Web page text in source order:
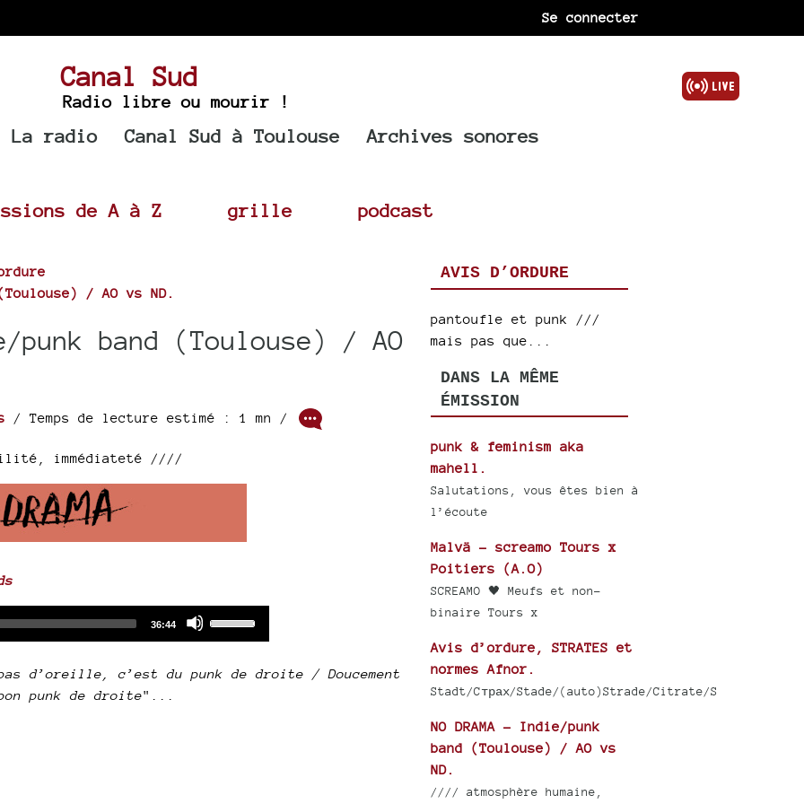
Se connecter
Canal Sud
Radio libre ou mourir !
La radio Canal Sud à Toulouse Archives sonores
de A à Z grille podcast
/ AO vs ND.
punk band (Toulouse) / AO
/ Temps de lecture estimé : 1 mn /
immédiateté ////
Total
36:44
keys
d’oreille, c’est du punk de droite / Doucement
punk de droite"...
AVIS D’ORDURE
pantoufle et punk ///
mais pas que...
DANS LA MÊME
ÉMISSION
punk & feminism aka
mahell.
Salutations, vous êtes bien à
l’écoute
Malvä - screamo Tours x
Poitiers (A.O)
SCREAMO 🖤 Meufs et non-
binaire Tours x
Avis d’ordure, STRATES et
normes Afnor.
Stadt/Cтрах/Stade/(auto)Strade/Citrate/S
NO DRAMA - Indie/punk
band (Toulouse) / AO vs
ND.
//// atmosphère humaine,